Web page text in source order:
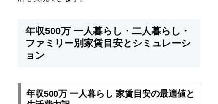
年収500万 一人暮らし・二人暮らし・
ファミリー別家賃目安とシミュレーシ
ョン
年収500万 一人暮らし 家賃目安の最適値と